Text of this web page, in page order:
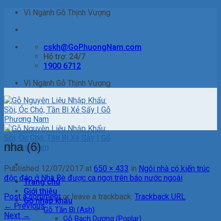
Skip
content
Vì Ngành Gỗ Thịnh Vượng
cskh@GoPhuongNam.com
Hỗ trợ: 24/7
1900 6712
Vì Ngành Gỗ Thịnh Vượng
Trang chủ
Giới thiệu
Gỗ nhập khẩu
Gỗ Tần Bì (Ash)
Gỗ Bạch Dương (Poplar)
nha (6)
Published 12/07/2017 at 650 × 433 in Ngôi nhà có kiến trúc
độc đáo ở Nhà Bè được ca ngợi trên báo nước ngoài
Post a commentor leave a trackback: Trackback URL.
← Previous
Next →